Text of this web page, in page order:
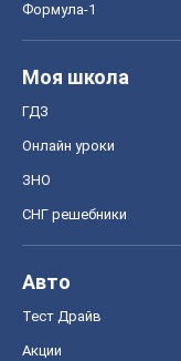
Формула-1
Моя школа
ГДЗ
Онлайн уроки
ЗНО
СНГ решебники
Авто
Тест Драйв
Акции